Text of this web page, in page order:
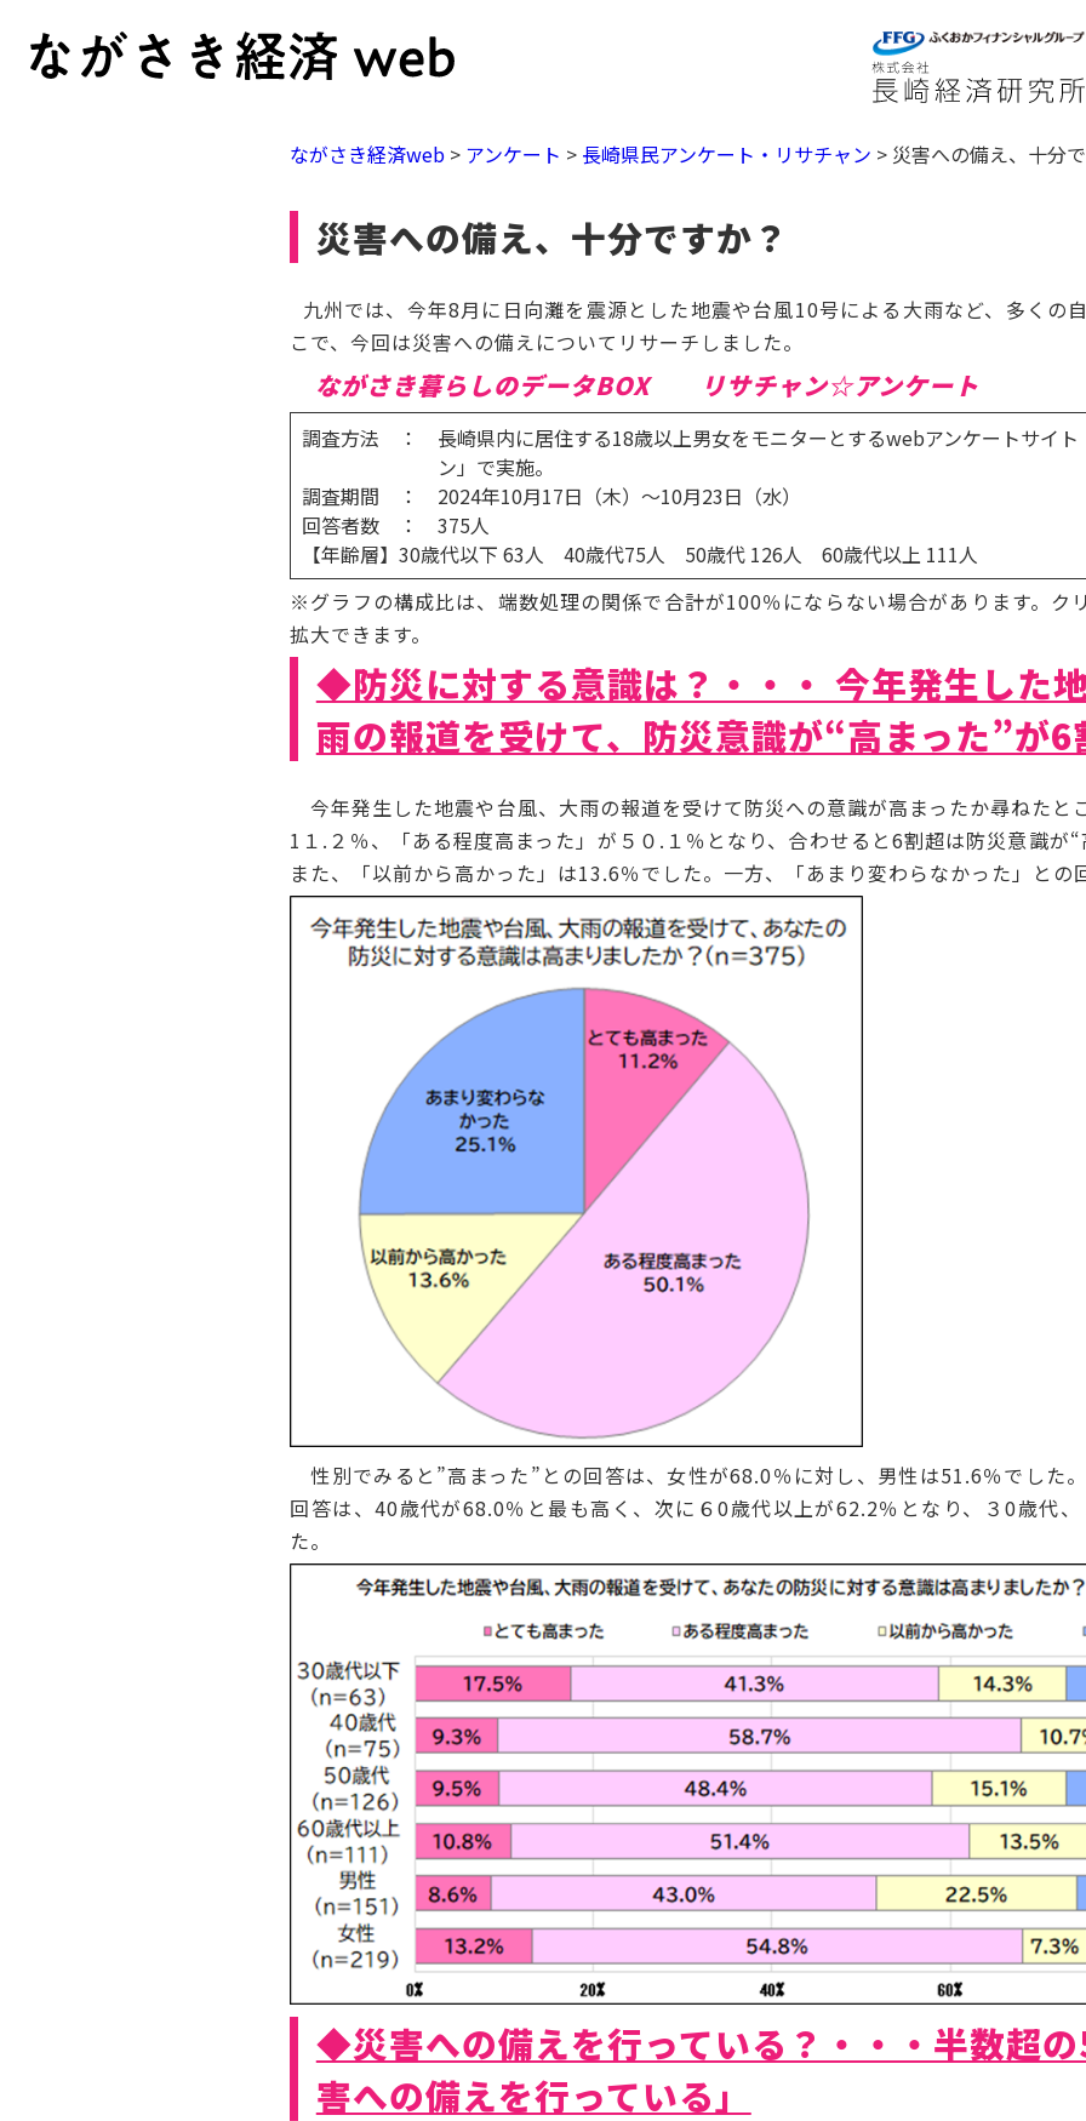
ながさき経済web > アンケート > 長崎県民アンケート・リサチャン > 災害への備え、十分
災害への備え、十分ですか？
九州では、今年8月に日向灘を震源とした地震や台風10号による大雨など、多くの
こで、今回は災害への備えについてリサーチしました。
ながさき暮らしのデータBOX リサチャン☆アンケート
調査方法 ： 長崎県内に居住する18歳以上男女をモニターとするwebアンケートサイト
ン」で実施。
調査期間 ： 2024年10月17日（木）～10月23日（水）
回答者数 ： 375人
【年齢層】30歳代以下 63人 40歳代75人 50歳代 126人 60歳代以上 111人
※グラフの構成比は、端数処理の関係で合計が100％にならない場合があります。ク
拡大できます。
◆防災に対する意識は？・・・ 今年発生した
雨の報道を受けて、防災意識が“高まった”が6
今年発生した地震や台風、大雨の報道を受けて防災への意識が高まったか尋ねたと
1１.２％、「ある程度高まった」が５０.１％となり、合わせると6割超は防災意識が
また、「以前から高かった」は13.6％でした。一方、「あまり変わらなかった」との
性別でみると”高まった”との回答は、女性が68.0％に対し、男性は51.6％でした
回答は、40歳代が68.0％と最も高く、次に６0歳代以上が62.2％となり、３0歳代
た。
◆災害への備えを行っている？・・・半数超
害への備えを行っている」